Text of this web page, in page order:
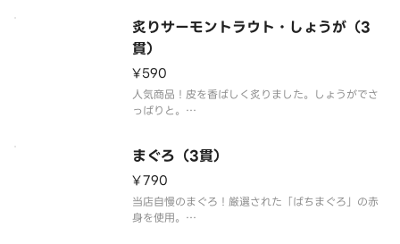
り、一部のネタが変更になる場合
炙りサーモントラウト・しょうが（3
貫）
¥590
人気商品！皮を香ばしく炙りました。しょうがでさ
っぱりと。
まぐろ（3貫）
¥790
当店自慢のまぐろ！厳選された「ばちまぐろ」の赤
身を使用。